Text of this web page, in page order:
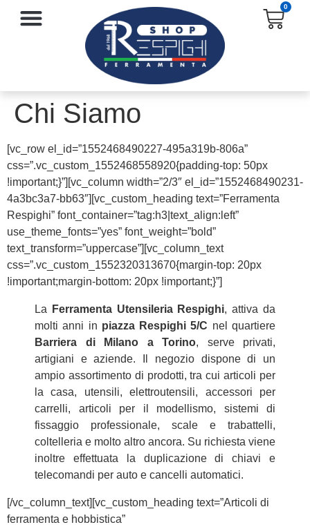
0
Chi Siamo
[vc_row el_id=”1552468490227-495a319b-806a”
css=”.vc_custom_1552468558920{padding-top: 50px
!important;}”][vc_column width=”2/3″ el_id=”1552468490231-
4a3bc3a7-bb63″][vc_custom_heading text=”Ferramenta
Respighi” font_container=”tag:h3|text_align:left”
use_theme_fonts=”yes” font_weight=”bold”
text_transform=”uppercase”][vc_column_text
css=”.vc_custom_1552320313670{margin-top: 20px
!important;margin-bottom: 20px !important;}”]
La Ferramenta Utensileria Respighi, attiva da
molti anni in piazza Respighi 5/C nel quartiere
Barriera di Milano a Torino, serve privati,
artigiani e aziende. Il negozio dispone di un
ampio assortimento di prodotti, tra cui articoli per
la casa, utensili, elettroutensili, accessori per
carrelli, articoli per il modellismo, sistemi di
fissaggio professionale, scale e trabattelli,
coltelleria e molto altro ancora. Su richiesta viene
inoltre effettuata la duplicazione di chiavi e
telecomandi per auto e cancelli automatici.
[/vc_column_text][vc_custom_heading text=”Articoli di
ferramenta e hobbistica”